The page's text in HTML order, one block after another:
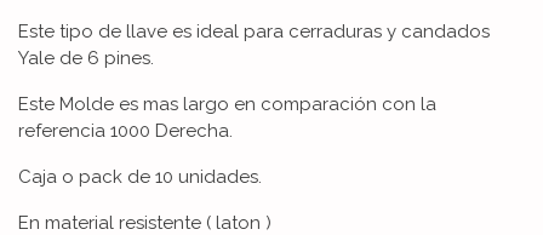
Este tipo de llave es ideal para cerraduras y candados
Yale de 6 pines.
Este Molde es mas largo en comparación con la
referencia 1000 Derecha.
Caja o pack de 10 unidades.
En material resistente ( laton )